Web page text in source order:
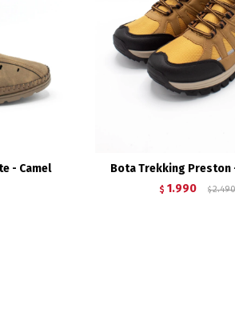
- Camel Bota Trekking Preston
$ 1.990 $ 2.490